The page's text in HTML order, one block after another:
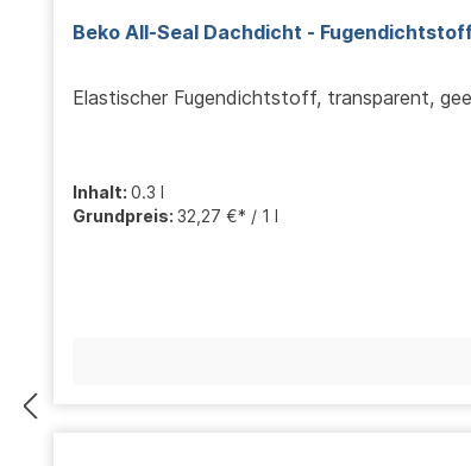
Beko All-Seal Dachdicht -
Elastischer Fugendichtstoff, transparent,
Inhalt: 0.3 l
Grundpreis: 32,27 €* / 1 l